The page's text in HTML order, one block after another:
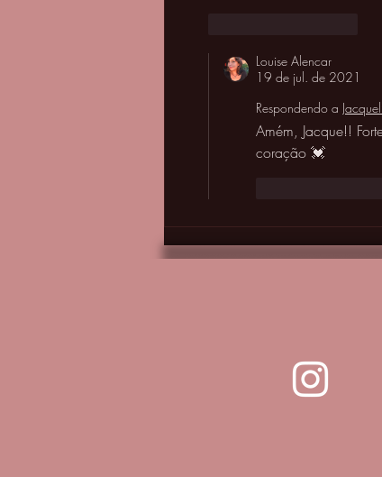
Louise Alencar
19 de jul. de 2021
Respondendo a
Amém, Jacque!!
coração 💓